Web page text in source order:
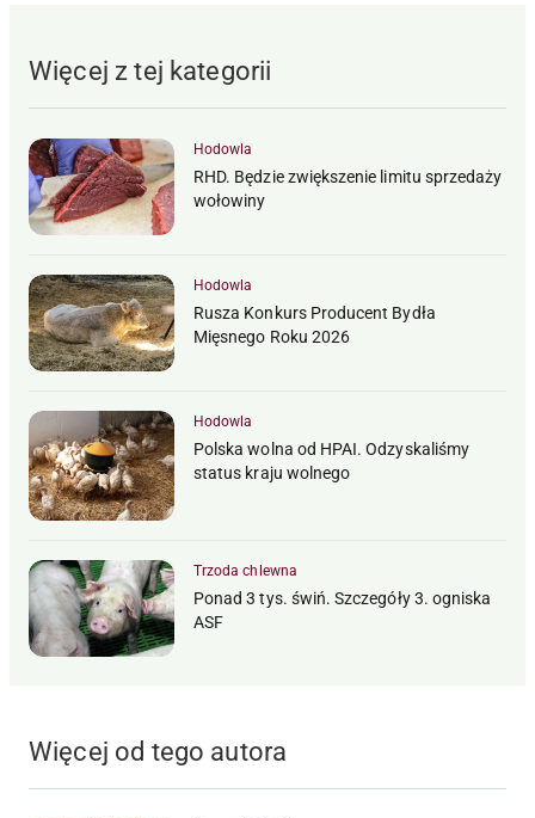
Więcej z tej kategorii
Hodowla
RHD. Będzie zwiększenie limitu sprzedaży
wołowiny
Hodowla
Rusza Konkurs Producent Bydła
Mięsnego Roku 2026
Hodowla
Polska wolna od HPAI. Odzyskaliśmy
status kraju wolnego
Trzoda chlewna
Ponad 3 tys. świń. Szczegóły 3. ogniska
ASF
Więcej od tego autora